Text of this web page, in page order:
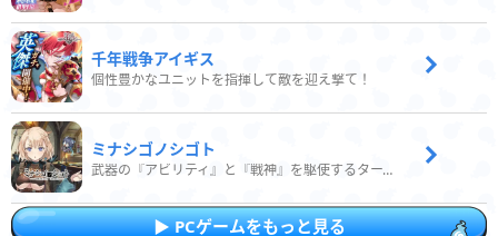
千年戦争アイギス
個性豊かなユニットを指揮して敵を迎え撃て！
ミナシゴノシゴト
武器の『アビリティ』と『戦神』を駆使するターン制コマンドバトルRPG！
PCゲームをもっと見る